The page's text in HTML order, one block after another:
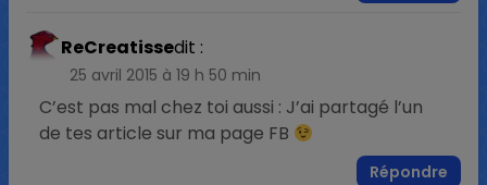
ReCreatissedit :
25 avril 2015 à 19 h 50 min
C’est pas mal chez toi aussi : J’ai partagé l’un
de tes article sur ma page FB
Répondre